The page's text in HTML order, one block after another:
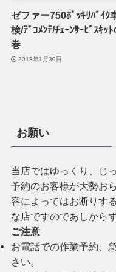
ゼファー750ﾎﾟｯｷﾘﾊﾞｲｸ
検/ﾃﾞｺﾒﾝﾃ/ﾁｪｰﾝｻｰﾋﾞｽｷｯﾄ
巻
2013年1月30日
お願い
当店ではゆっくり、じ
予約のお客様が大勢お
容によってはお断りす
な店ですのであしから
ご注意
お電話での作業予約、
さい。